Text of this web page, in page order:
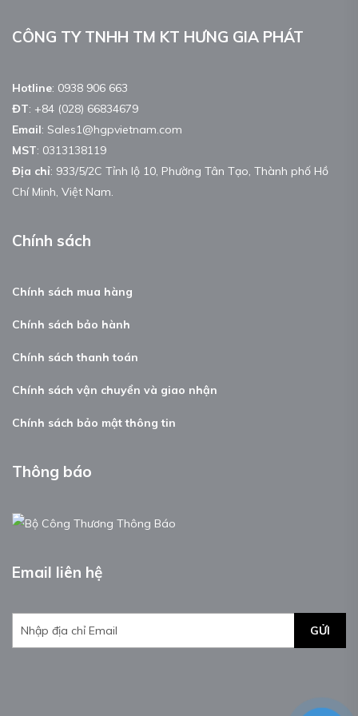
CÔNG TY TNHH TM KT HƯNG GIA PHÁT
Hotline: 0938 906 663
ĐT: +84 (028) 66834679
Email: Sales1@hgpvietnam.com
MST: 0313138119
Địa chỉ: 933/5/2C Tỉnh lộ 10, Phường Tân Tạo, Thành phố Hồ
Chí Minh, Việt Nam.
Chính sách
Chính sách mua hàng
Chính sách bảo hành
Chính sách thanh toán
Chính sách vận chuyển và giao nhận
Chính sách bảo mật thông tin
Thông báo
Email liên hệ
GỬI